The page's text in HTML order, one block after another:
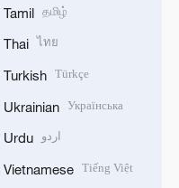
Tamil தமிழ்
Thai ไทย
Turkish Türkçe
Ukrainian Українська
Urdu اردو
Vietnamese Tiếng Việt